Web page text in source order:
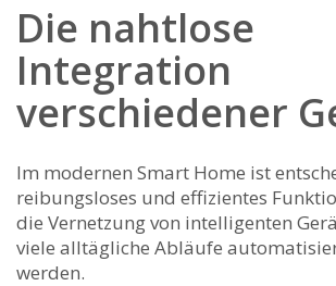
Die nahtlose
Integration
‍verschiedener
Im modernen Smart Home ist
reibungsloses und effizientes
die Vernetzung ⁤von intelligenten
viele alltägliche Abläufe
werden.